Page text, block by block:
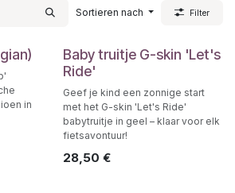
Sortieren nach
Filter
in
Baby truitje G-skin 'Let's
Ride'
Geef je kind een zonnige start
met het G-skin 'Let's Ride'
babytruitje in geel – klaar voor elk
fietsavontuur!
28,50 €